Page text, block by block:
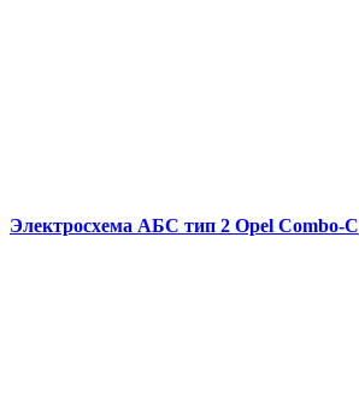
Электросхема АБС тип 2 Opel Combo-С